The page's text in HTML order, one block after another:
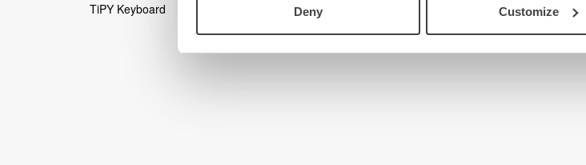
Deny Customize
TiPY Keyboard